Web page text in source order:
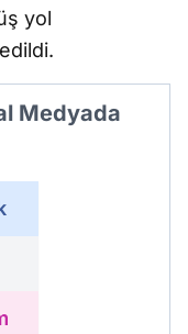
yol
Medyada